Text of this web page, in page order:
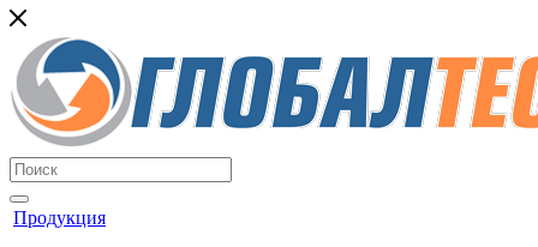
Продукция